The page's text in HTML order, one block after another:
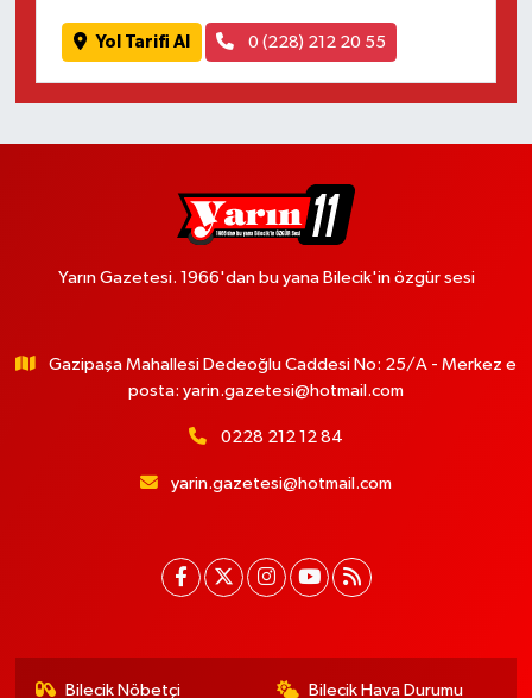
Yol Tarifi Al 0 (228) 212 20 55
Yarın Gazetesi. 1966'dan bu yana Bilecik'in özgür sesi
Gazipaşa Mahallesi Dedeoğlu Caddesi No: 25/A - Merkez e
posta: yarin.gazetesi@hotmail.com
0228 212 12 84
yarin.gazetesi@hotmail.com
Bilecik Nöbetçi Bilecik Hava Durumu